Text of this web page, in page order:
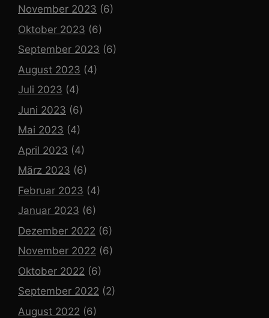
November 2023 (6)
Oktober 2023 (6)
September 2023 (6)
August 2023 (4)
Juli 2023 (4)
Juni 2023 (6)
Mai 2023 (4)
April 2023 (4)
März 2023 (6)
Februar 2023 (4)
Januar 2023 (6)
Dezember 2022 (6)
November 2022 (6)
Oktober 2022 (6)
September 2022 (2)
August 2022 (6)